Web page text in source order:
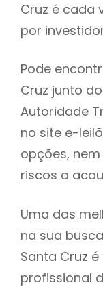
Cruz é cada
por
Pode
Cruz junto
Autoridade
no site e-
opções,
riscos a
Uma das
na sua
Santa Cruz
profissional